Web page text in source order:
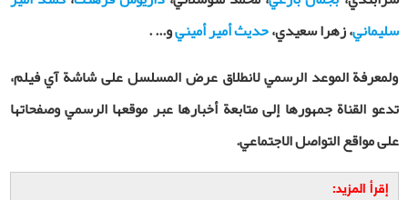
سليماني، زهرا سعيدي،حديث أمير أمينيو... .
ولمعرفة الموعد الرسمي لانطلاق عرض المسلسل على شاشة آي فيلم،
تدعو القناة جمهورها إلى متابعة أخبارها عبر موقعها الرسمي وصفحاتها
على مواقع التواصل الاجتماعي.
إقرأ المزيد: